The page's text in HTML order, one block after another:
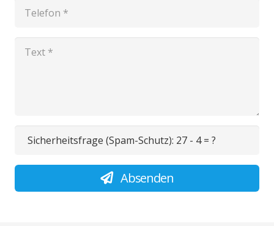
Sicherheitsfrage (Spam-Schutz): 27 - 4 = ?
Absenden